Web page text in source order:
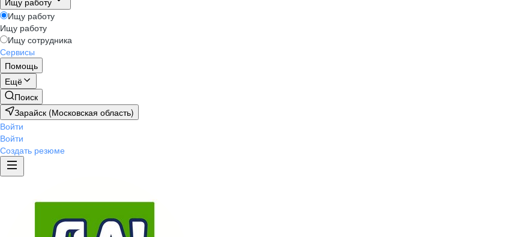
Ищу работу
Ищу работу
Ищу сотрудника
Сервисы
Помощь
Ещё
Поиск
Зарайск (Московская область)
Войти
Войти
Создать резюме